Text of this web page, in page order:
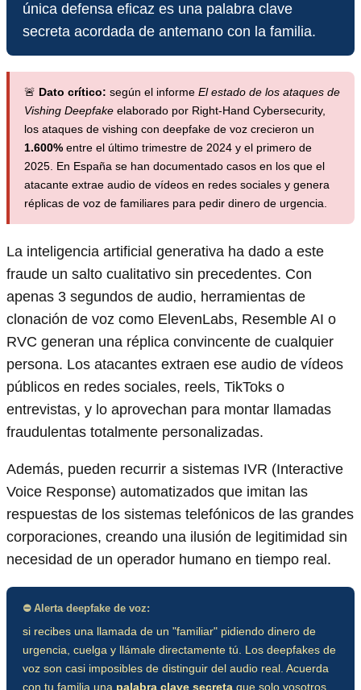
única defensa eficaz es una palabra clave
secreta acordada de antemano con la familia.
🚨 Dato crítico: según el informe El estado de los ataques de
Vishing Deepfake elaborado por Right-Hand Cybersecurity,
los ataques de vishing con deepfake de voz crecieron un
1.600% entre el último trimestre de 2024 y el primero de
2025. En España se han documentado casos en los que el
atacante extrae audio de vídeos en redes sociales y genera
réplicas de voz de familiares para pedir dinero de urgencia.
La inteligencia artificial generativa ha dado a este
fraude un salto cualitativo sin precedentes. Con
apenas 3 segundos de audio, herramientas de
clonación de voz como ElevenLabs, Resemble AI o
RVC generan una réplica convincente de cualquier
persona. Los atacantes extraen ese audio de vídeos
públicos en redes sociales, reels, TikToks o
entrevistas, y lo aprovechan para montar llamadas
fraudulentas totalmente personalizadas.
Además, pueden recurrir a sistemas IVR (Interactive
Voice Response) automatizados que imitan las
respuestas de los sistemas telefónicos de las grandes
corporaciones, creando una ilusión de legitimidad sin
necesidad de un operador humano en tiempo real.
⛔ Alerta deepfake de voz:
si recibes una llamada de un "familiar" pidiendo dinero de
urgencia, cuelga y llámale directamente tú. Los deepfakes de
voz son casi imposibles de distinguir del audio real. Acuerda
con tu familia una palabra clave secreta que solo vosotros